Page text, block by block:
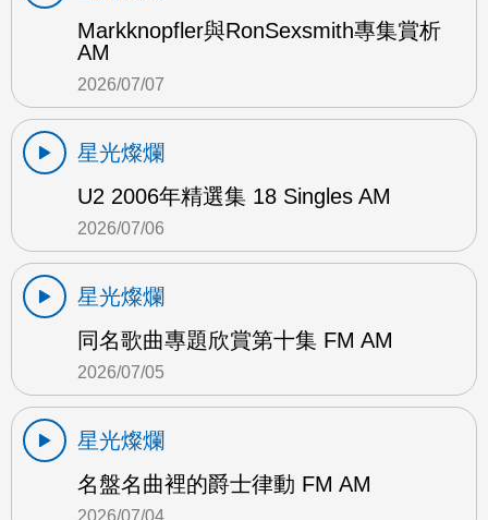
Markknopfler與RonSexsmith專集賞析
AM
2026/07/07
星光燦爛
U2 2006年精選集 18 Singles AM
2026/07/06
星光燦爛
同名歌曲專題欣賞第十集 FM AM
2026/07/05
星光燦爛
名盤名曲裡的爵士律動 FM AM